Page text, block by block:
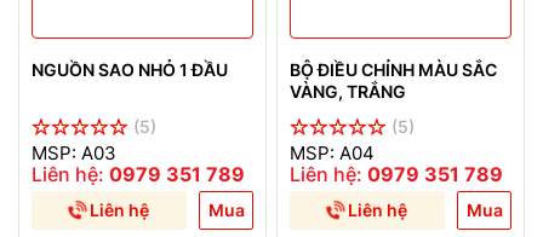
NGUỒN SAO NHỎ 1 ĐẦU
(5)
MSP: A03
Liên hệ: 0979 351 789
Liên hệ Mua
BỘ ĐIỀU CHỈNH MÀU SẮC
VÀNG, TRẮNG
(5)
MSP: A04
Liên hệ: 0979 351 789
Liên hệ Mua